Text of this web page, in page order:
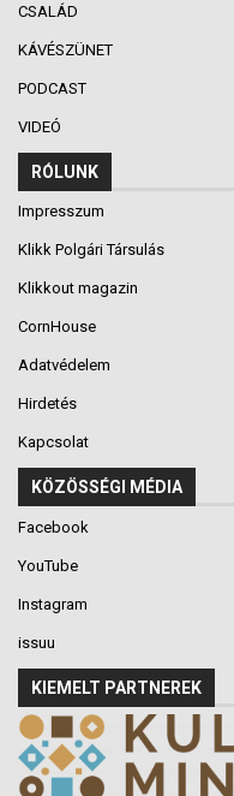
CSALÁD
KÁVÉSZÜNET
PODCAST
VIDEÓ
RÓLUNK
Impresszum
Klikk Polgári Társulás
Klikkout magazin
CornHouse
Adatvédelem
Hirdetés
Kapcsolat
KÖZÖSSÉGI MÉDIA
Facebook
YouTube
Instagram
issuu
KIEMELT PARTNEREK